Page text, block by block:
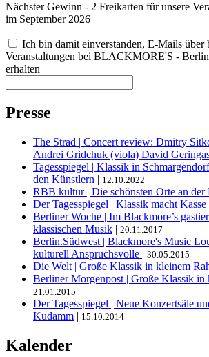
Nächster Gewinn - 2 Freikarten für unsere
im September 2026
Ich bin damit einverstanden, E-Mails über
Veranstaltungen bei BLACKMORE'S -
erhalten
Presse
The Strad | Concert review: Dmitry
Andrei Gridchuk (viola) David
Tagesspiegel | Klassik in
den Künstlern | 12.10.2022
RBB kultur | Die schönsten Orte an der
Der Tagesspiegel | Klassik macht Kasse
Berliner Woche | Im Blackmore’s
klassischen Musik | 20.11.2017
Berlin.Südwest | Blackmore's Music
kulturell Anspruchsvolle | 30.05.2015
Die Welt | Große Klassik in kleinem
Berliner Morgenpost | Große Klassik in
21.01.2015
Der Tagesspiegel | Neue Konzertsäle
Kudamm | 15.10.2014
Kalender